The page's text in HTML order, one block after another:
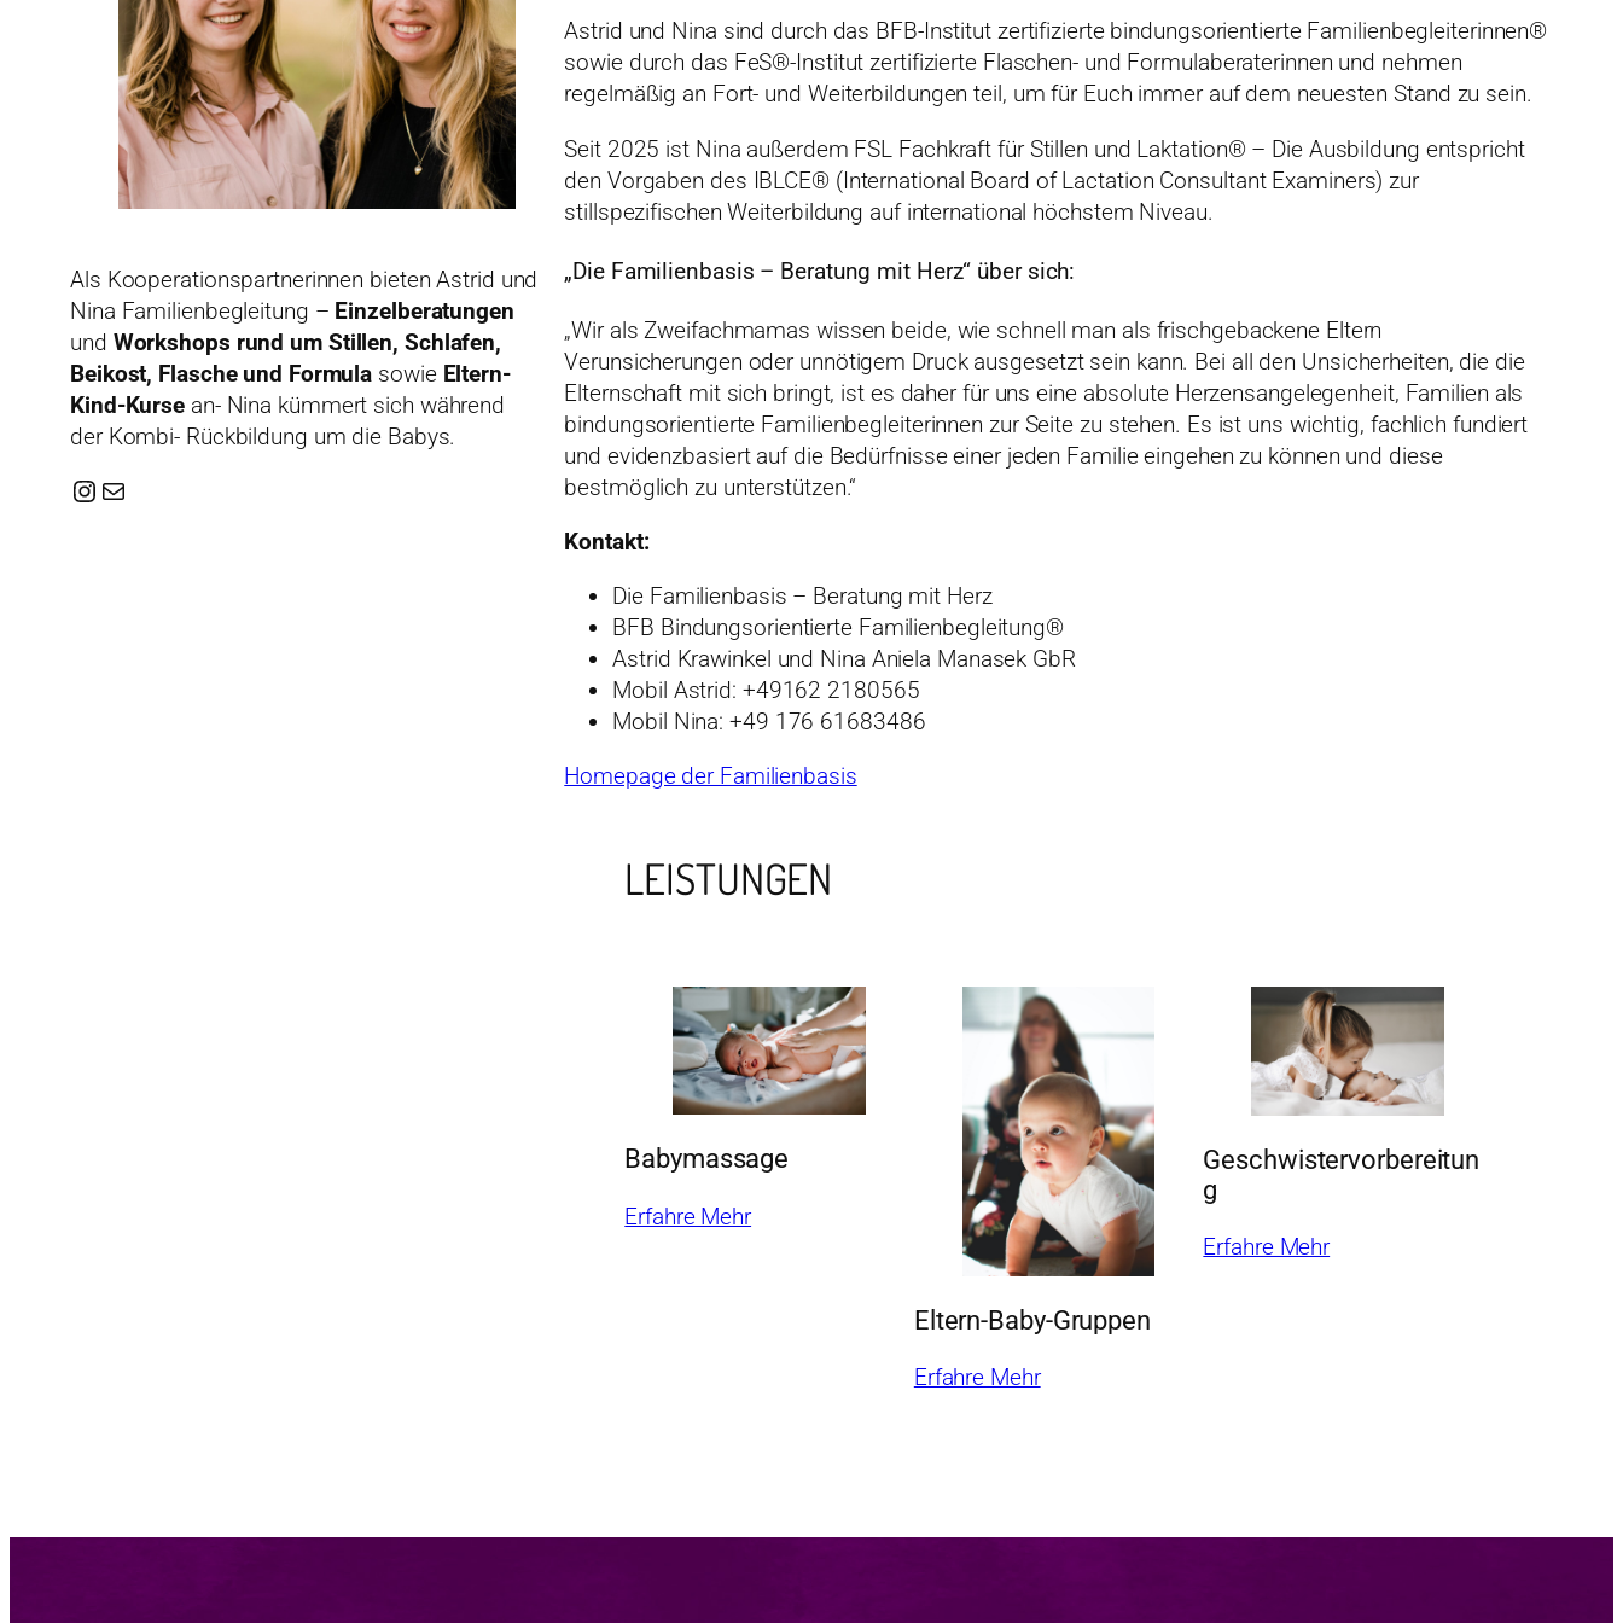
Als Kooperationspartnerinnen bieten Astrid und
Nina Familienbegleitung – Einzelberatungen
und Workshops rund um Stillen, Schlafen,
Beikost, Flasche und Formula sowie Eltern-
Kind-Kurse an- Nina kümmert sich während
der Kombi- Rückbildung um die Babys.
Instagram E-Mail
Astrid und Nina sind durch das BFB-Institut zertifizierte bindungsorientierte Familienbegleiterinnen®
sowie durch das FeS®-Institut zertifizierte Flaschen- und Formulaberaterinnen und nehmen
regelmäßig an Fort- und Weiterbildungen teil, um für Euch immer auf dem neuesten Stand zu sein.
Seit 2025 ist Nina außerdem FSL Fachkraft für Stillen und Laktation® – Die Ausbildung entspricht
den Vorgaben des IBLCE® (International Board of Lactation Consultant Examiners) zur
stillspezifischen Weiterbildung auf international höchstem Niveau.
„Die Familienbasis – Beratung mit Herz“ über sich:
„Wir als Zweifachmamas wissen beide, wie schnell man als frischgebackene Eltern
Verunsicherungen oder unnötigem Druck ausgesetzt sein kann. Bei all den Unsicherheiten, die die
Elternschaft mit sich bringt, ist es daher für uns eine absolute Herzensangelegenheit, Familien als
bindungsorientierte Familienbegleiterinnen zur Seite zu stehen. Es ist uns wichtig, fachlich fundiert
und evidenzbasiert auf die Bedürfnisse einer jeden Familie eingehen zu können und diese
bestmöglich zu unterstützen.“
Kontakt:
Die Familienbasis – Beratung mit Herz
BFB Bindungsorientierte Familienbegleitung®
Astrid Krawinkel und Nina Aniela Manasek GbR
Mobil Astrid: +49162 2180565
Mobil Nina: +49 176 61683486
Homepage der Familienbasis
LEISTUNGEN
Babymassage
Erfahre Mehr
Eltern-Baby-Gruppen
Erfahre Mehr
Geschwistervorbereitun
g
Erfahre Mehr